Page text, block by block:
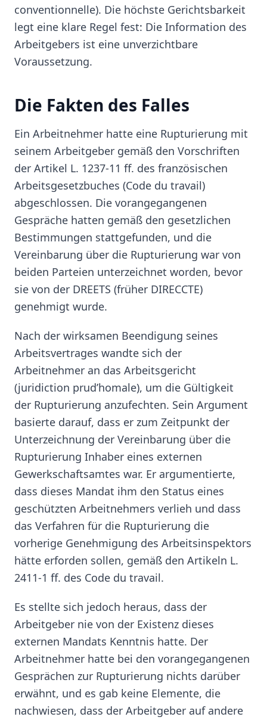
conventionnelle). Die höchste Gerichtsbarkeit
legt eine klare Regel fest: Die Information des
Arbeitgebers ist eine unverzichtbare
Voraussetzung.
Die Fakten des Falles
Ein Arbeitnehmer hatte eine Rupturierung mit
seinem Arbeitgeber gemäß den Vorschriften
der Artikel L. 1237-11 ff. des französischen
Arbeitsgesetzbuches (Code du travail)
abgeschlossen. Die vorangegangenen
Gespräche hatten gemäß den gesetzlichen
Bestimmungen stattgefunden, und die
Vereinbarung über die Rupturierung war von
beiden Parteien unterzeichnet worden, bevor
sie von der DREETS (früher DIRECCTE)
genehmigt wurde.
Nach der wirksamen Beendigung seines
Arbeitsvertrages wandte sich der
Arbeitnehmer an das Arbeitsgericht
(juridiction prud’homale), um die Gültigkeit
der Rupturierung anzufechten. Sein Argument
basierte darauf, dass er zum Zeitpunkt der
Unterzeichnung der Vereinbarung über die
Rupturierung Inhaber eines externen
Gewerkschaftsamtes war. Er argumentierte,
dass dieses Mandat ihm den Status eines
geschützten Arbeitnehmers verlieh und dass
das Verfahren für die Rupturierung die
vorherige Genehmigung des Arbeitsinspektors
hätte erforden sollen, gemäß den Artikeln L.
2411-1 ff. des Code du travail.
Es stellte sich jedoch heraus, dass der
Arbeitgeber nie von der Existenz dieses
externen Mandats Kenntnis hatte. Der
Arbeitnehmer hatte bei den vorangegangenen
Gesprächen zur Rupturierung nichts darüber
erwähnt, und es gab keine Elemente, die
nachwiesen, dass der Arbeitgeber auf andere